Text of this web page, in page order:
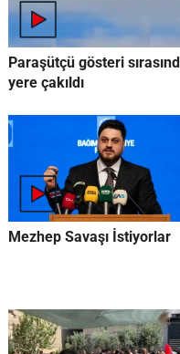
Paraşütçü gösteri
yere çakıldı
Mezhep Savaşı İstiyorlar